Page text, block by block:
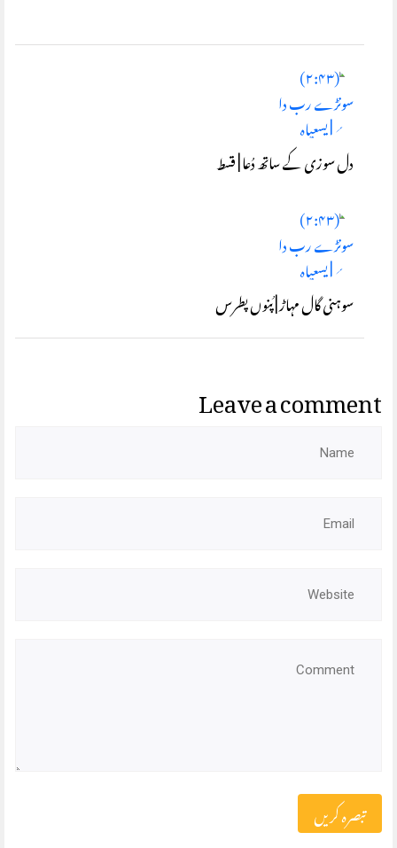
دل سوزی کے ساتھ دُعا | قسط
سوہنی گال مہاڑ | پُنوں پطرس
Leave a comment